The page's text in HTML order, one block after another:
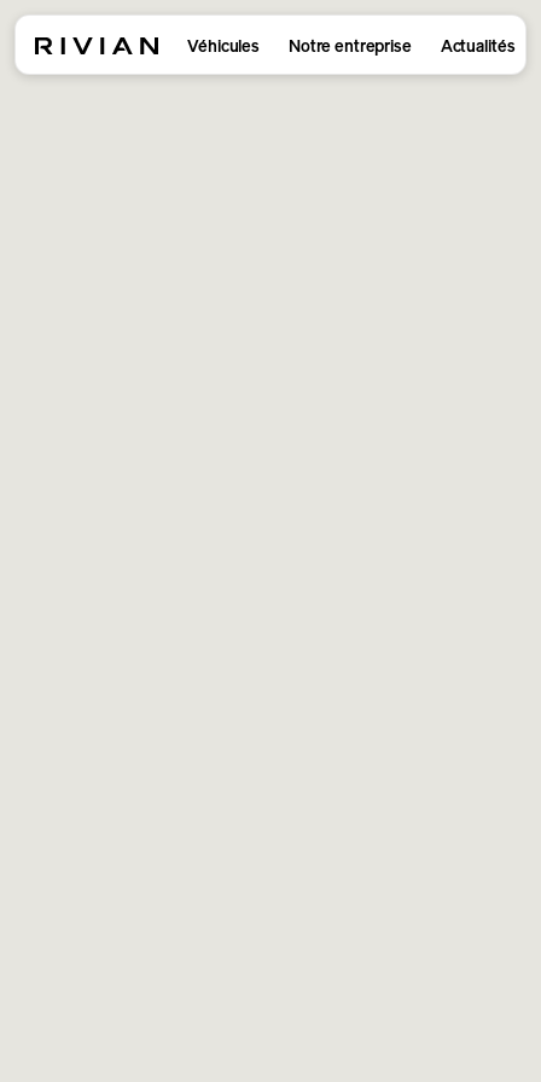
Véhicules Notre entreprise Actualités